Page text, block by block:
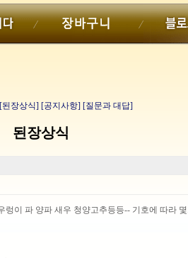
[된장상식] [공지사항] [질문과 대답]
된장상식
이 파 양파 새우 청양고추등등-- 기호에 따라